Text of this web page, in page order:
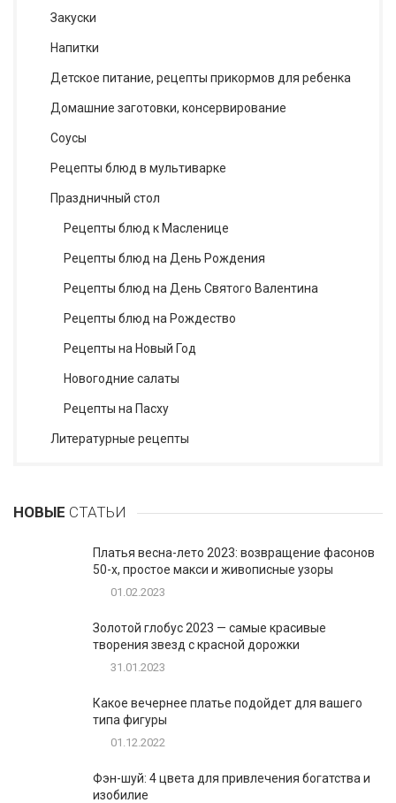
Закуски
Напитки
Детское питание, рецепты прикормов для ребенка
Домашние заготовки, консервирование
Соусы
Рецепты блюд в мультиварке
Праздничный стол
Рецепты блюд к Масленице
Рецепты блюд на День Рождения
Рецепты блюд на День Святого Валентина
Рецепты блюд на Рождество
Рецепты на Новый Год
Новогодние салаты
Рецепты на Пасху
Литературные рецепты
НОВЫЕ СТАТЬИ
Платья весна-лето 2023: возвращение фасонов
50-х, простое макси и живописные узоры
01.02.2023
Золотой глобус 2023 — самые красивые
творения звезд с красной дорожки
31.01.2023
Какое вечернее платье подойдет для вашего
типа фигуры
01.12.2022
Фэн-шуй: 4 цвета для привлечения богатства и
изобилие